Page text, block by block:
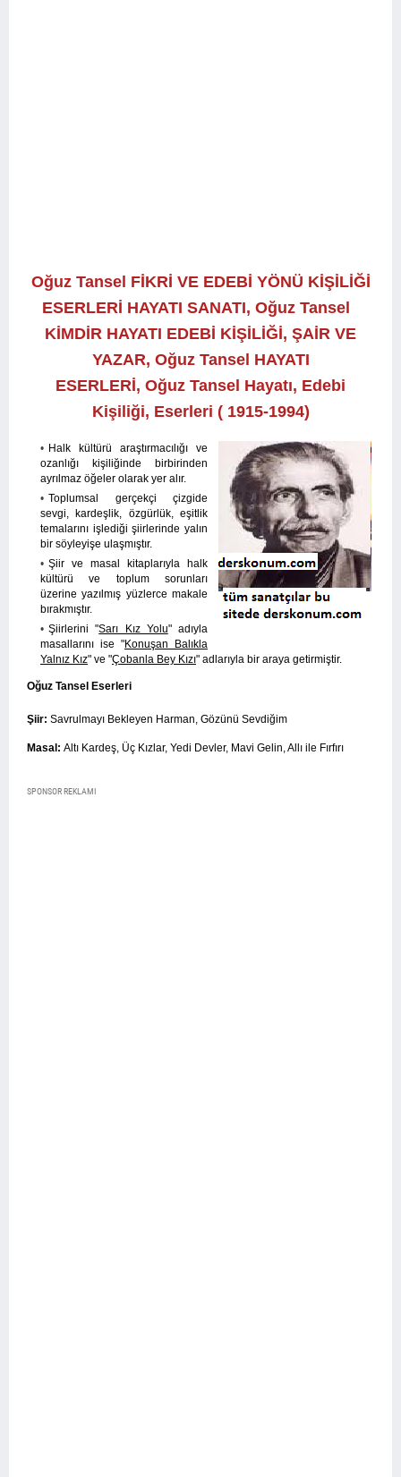
Oğuz Tansel FİKRİ VE EDEBİ YÖNÜ KİŞİLİĞİ
ESERLERİ HAYATI SANATI, Oğuz Tansel
KİMDİR HAYATI EDEBİ KİŞİLİĞİ, ŞAİR VE
YAZAR, Oğuz Tansel HAYATI
ESERLERİ, Oğuz Tansel Hayatı, Edebi
Kişiliği, Eserleri ( 1915-1994)
Halk kültürü araştırmacılığı ve
ozanlığı kişiliğinde birbirinden
ayrılmaz öğeler olarak yer alır.
Toplumsal gerçekçi çizgide
sevgi, kardeşlik, özgürlük, eşitlik
temalarını işlediği şiirlerinde yalın
bir söyleyişe ulaşmıştır.
Şiir ve masal kitaplarıyla halk
kültürü ve toplum sorunları
üzerine yazılmış yüzlerce makale
bırakmıştır.
Şiirlerini "Sarı Kız Yolu" adıyla
masallarını ise "Konuşan Balıkla
Yalnız Kız" ve "Çobanla Bey Kızı" adlarıyla bir araya getirmiştir.
Oğuz Tansel Eserleri
Şiir: Savrulmayı Bekleyen Harman, Gözünü Sevdiğim
Masal: Altı Kardeş, Üç Kızlar, Yedi Devler, Mavi Gelin, Allı ile Fırfırı
SPONSOR REKLAMI